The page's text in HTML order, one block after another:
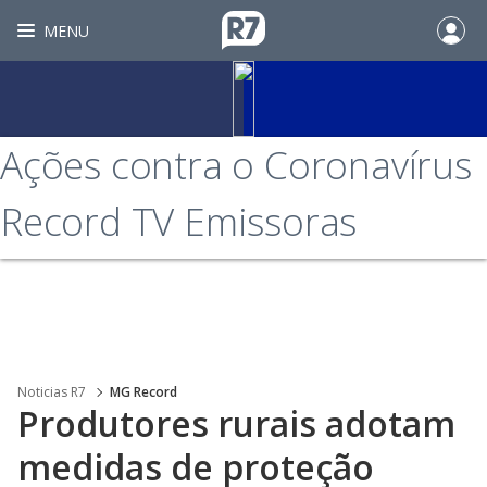
MENU
Ações contra o Coronavírus
Record TV Emissoras
Noticias R7 MG Record
Produtores rurais adotam
medidas de proteção